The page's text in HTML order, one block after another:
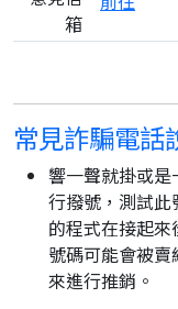
箱
常見詐騙電話
響一聲就掛或
行撥號，測試此
的程式在接起
號碼可能會被
來進行推銷。